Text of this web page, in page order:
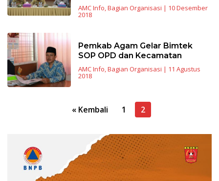
AMC Info,Bagian Organisasi | 10 Desember
2018
Pemkab Agam Gelar Bimtek
SOP OPD dan Kecamatan
AMC Info,Bagian Organisasi | 11 Agustus
2018
« Kembali 1 2